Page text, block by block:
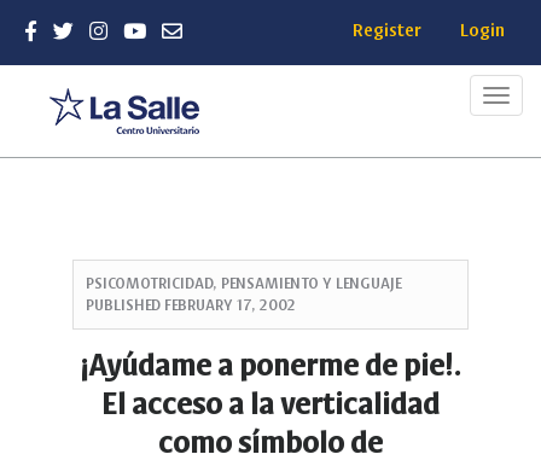
Main
Navigation
Register Login
PSICOMOTRICIDAD, PENSAMIENTO Y LENGUAJE
PUBLISHED FEBRUARY 17, 2002
¡Ayúdame a ponerme de pie!.
El acceso a la verticalidad
como símbolo de